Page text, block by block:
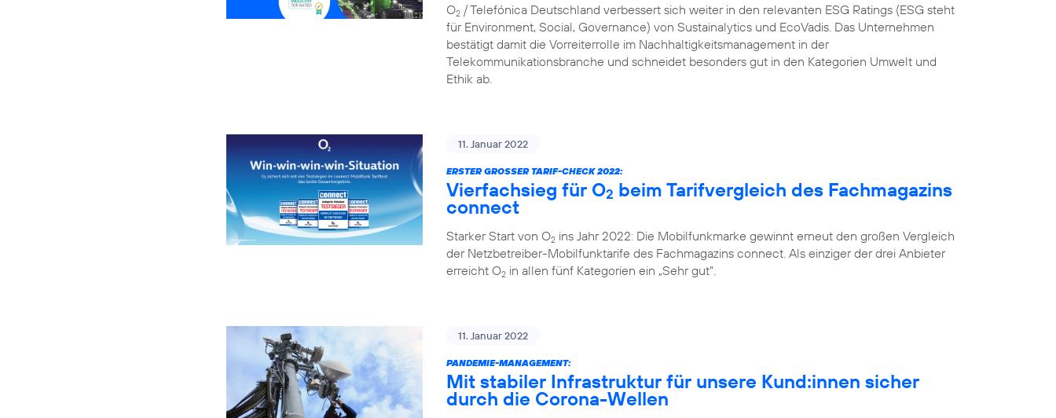
O2 / Telefónica Deutschland verbessert sich weiter in den relevanten ESG Ratings (ESG steht
für Environment, Social, Governance) von Sustainalytics und EcoVadis. Das Unternehmen
bestätigt damit die Vorreiterrolle im Nachhaltigkeitsmanagement in der
Telekommunikationsbranche und schneidet besonders gut in den Kategorien Umwelt und
Ethik ab.
11. Januar 2022
ERSTER GROSSER TARIF-CHECK 2022:
Vierfachsieg für O2 beim Tarifvergleich des Fachmagazins
connect
Starker Start von O2 ins Jahr 2022: Die Mobilfunkmarke gewinnt erneut den großen Vergleich
der Netzbetreiber-Mobilfunktarife des Fachmagazins connect. Als einziger der drei Anbieter
erreicht O2 in allen fünf Kategorien ein „Sehr gut“.
11. Januar 2022
PANDEMIE-MANAGEMENT:
Mit stabiler Infrastruktur für unsere Kund:innen sicher
durch die Corona-Wellen